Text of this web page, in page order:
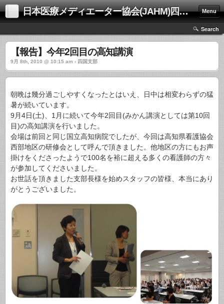
日本医療メディエーター協会(JAHM)四国支部 Menu
Search
【報告】今年2回目の高知講演
9月 8th, 2010 @ 10:15 am › 四国支部
朝晩は幾分過ごしやすくなったとはいえ、日中は相変わらずの猛
暑が続いています。
9月4日(土)、1月に続いて今年2回目(みかん講演としては第10回
目)の高知講演を行いました。
会場は前回と同じ国立高知病院でしたが、今回は高知県看護協会
西部地区の研修会として呼んで頂きました。他地区の方にもお声
掛けをくださったようで100名を裕に超える多くの看護師の方々
が参加してくださいました。
お世話を頂きました支部長様を始めスタッフの皆様、本当にあり
がとうございました。